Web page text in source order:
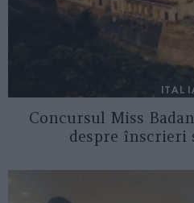
Concursul Miss
despre înscrieri